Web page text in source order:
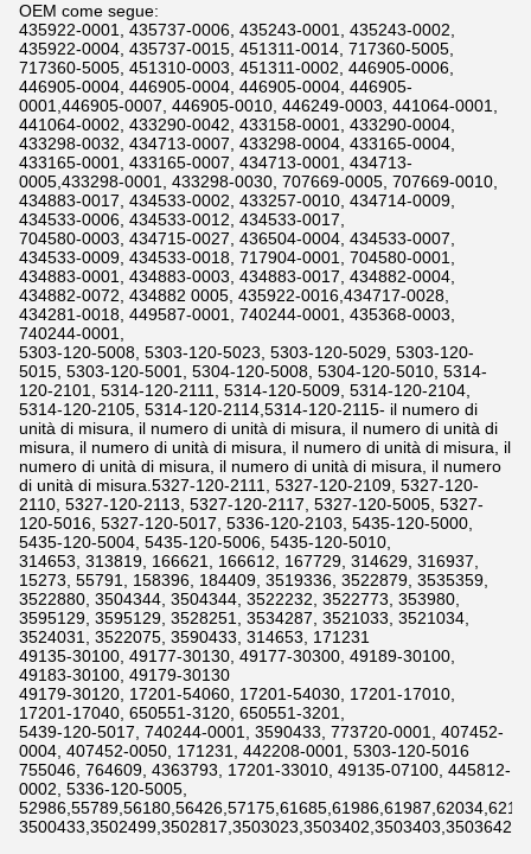
OEM come segue:
435922-0001, 435737-0006, 435243-0001, 435243-0002,
435922-0004, 435737-0015, 451311-0014, 717360-5005,
717360-5005, 451310-0003, 451311-0002, 446905-0006,
446905-0004, 446905-0004, 446905-0004, 446905-
0001,446905-0007, 446905-0010, 446249-0003, 441064-0001,
441064-0002, 433290-0042, 433158-0001, 433290-0004,
433298-0032, 434713-0007, 433298-0004, 433165-0004,
433165-0001, 433165-0007, 434713-0001, 434713-
0005,433298-0001, 433298-0030, 707669-0005, 707669-0010,
434883-0017, 434533-0002, 433257-0010, 434714-0009,
434533-0006, 434533-0012, 434533-0017,
704580-0003, 434715-0027, 436504-0004, 434533-0007,
434533-0009, 434533-0018, 717904-0001, 704580-0001,
434883-0001, 434883-0003, 434883-0017, 434882-0004,
434882-0072, 434882 0005, 435922-0016,434717-0028,
434281-0018, 449587-0001, 740244-0001, 435368-0003,
740244-0001,
5303-120-5008, 5303-120-5023, 5303-120-5029, 5303-120-
5015, 5303-120-5001, 5304-120-5008, 5304-120-5010, 5314-
120-2101, 5314-120-2111, 5314-120-5009, 5314-120-2104,
5314-120-2105, 5314-120-2114,5314-120-2115- il numero di
unità di misura, il numero di unità di misura, il numero di unità di
misura, il numero di unità di misura, il numero di unità di misura, il
numero di unità di misura, il numero di unità di misura, il numero
di unità di misura.5327-120-2111, 5327-120-2109, 5327-120-
2110, 5327-120-2113, 5327-120-2117, 5327-120-5005, 5327-
120-5016, 5327-120-5017, 5336-120-2103, 5435-120-5000,
5435-120-5004, 5435-120-5006, 5435-120-5010,
314653, 313819, 166621, 166612, 167729, 314629, 316937,
15273, 55791, 158396, 184409, 3519336, 3522879, 3535359,
3522880, 3504344, 3504344, 3522232, 3522773, 353980,
3595129, 3595129, 3528251, 3534287, 3521033, 3521034,
3524031, 3522075, 3590433, 314653, 171231
49135-30100, 49177-30130, 49177-30300, 49189-30100,
49183-30100, 49179-30130
49179-30120, 17201-54060, 17201-54030, 17201-17010,
17201-17040, 650551-3120, 650551-3201,
5439-120-5017, 740244-0001, 3590433, 773720-0001, 407452-
0004, 407452-0050, 171231, 442208-0001, 5303-120-5016
755046, 764609, 4363793, 17201-33010, 49135-07100, 445812-
0002, 5336-120-5005,